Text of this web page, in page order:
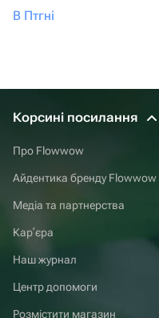
В Птгні
Корсині посилання
Про Flowwow
Айдентика бренду Flowwow
Медіа та партнерства
Карʼєра
Наш журнал
Центр допомоги
Розмістити магазин